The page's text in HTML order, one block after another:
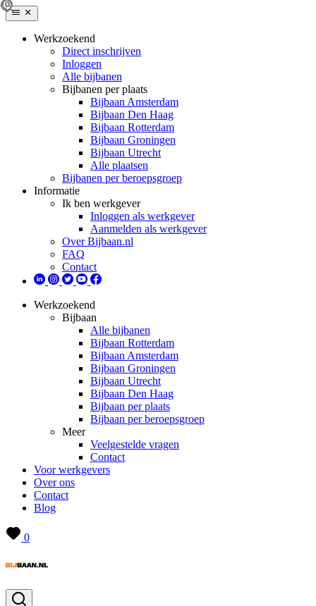
Werkzoekend
Direct inschrijven
Inloggen
Alle bijbanen
Bijbanen per plaats
Bijbaan Amsterdam
Bijbaan Den Haag
Bijbaan Rotterdam
Bijbaan Groningen
Bijbaan Utrecht
Alle plaatsen
Bijbanen per beroepsgroep
Informatie
Ik ben werkgever
Inloggen als werkgever
Aanmelden als werkgever
Over Bijbaan.nl
FAQ
Contact
Werkzoekend
Bijbaan
Alle bijbanen
Bijbaan Rotterdam
Bijbaan Amsterdam
Bijbaan Groningen
Bijbaan Utrecht
Bijbaan Den Haag
Bijbaan per plaats
Bijbaan per beroepsgroep
Meer
Veelgestelde vragen
Contact
Voor werkgevers
Over ons
Contact
Blog
0